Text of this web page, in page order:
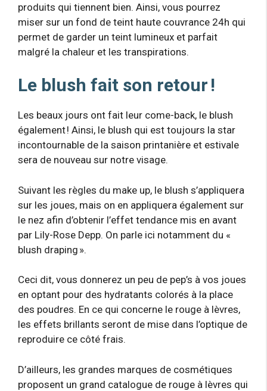
produits qui tiennent bien. Ainsi, vous pourrez
miser sur un fond de teint haute couvrance 24h qui
permet de garder un teint lumineux et parfait
malgré la chaleur et les transpirations.
Le blush fait son retour !
Les beaux jours ont fait leur come-back, le blush
également ! Ainsi, le blush qui est toujours la star
incontournable de la saison printanière et estivale
sera de nouveau sur notre visage.
Suivant les règles du make up, le blush s’appliquera
sur les joues, mais on en appliquera également sur
le nez afin d’obtenir l’effet tendance mis en avant
par Lily-Rose Depp. On parle ici notamment du «
blush draping ».
Ceci dit, vous donnerez un peu de pep’s à vos joues
en optant pour des hydratants colorés à la place
des poudres. En ce qui concerne le rouge à lèvres,
les effets brillants seront de mise dans l’optique de
reproduire ce côté frais.
D’ailleurs, les grandes marques de cosmétiques
proposent un grand catalogue de rouge à lèvres qui